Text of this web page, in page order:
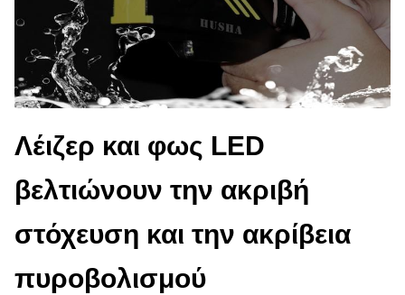
Λέιζερ και φως LED
βελτιώνουν την ακριβή
στόχευση και την ακρίβεια
πυροβολισμού